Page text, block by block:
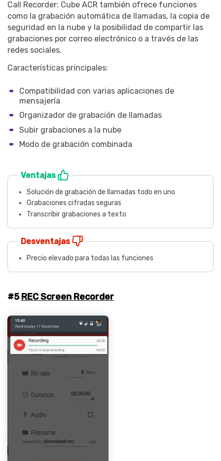
Call Recorder: Cube ACR también ofrece funciones
como la grabación automática de llamadas, la copia de
seguridad en la nube y la posibilidad de compartir las
grabaciones por correo electrónico o a través de las
redes sociales.
Características principales:
Compatibilidad con varias aplicaciones de
mensajería
Organizador de grabación de llamadas
Subir grabaciones a la nube
Modo de grabación combinada
Ventajas
Solución de grabación de llamadas todo en uno
Grabaciones cifradas seguras
Transcribir grabaciones a texto
Desventajas
Precio elevado para todas las funciones
#5REC Screen Recorder